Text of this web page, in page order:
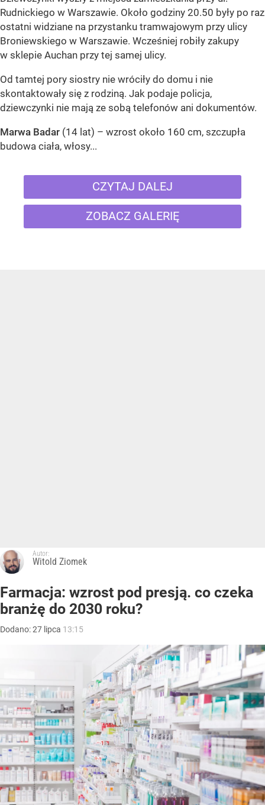
Rudnickiego w Warszawie. Około godziny 20.50 były po raz
ostatni widziane na przystanku tramwajowym przy ulicy
Broniewskiego w Warszawie. Wcześniej robiły zakupy
w sklepie Auchan przy tej samej ulicy.
Od tamtej pory siostry nie wróciły do domu i nie
skontaktowały się z rodziną. Jak podaje policja,
dziewczynki nie mają ze sobą telefonów ani dokumentów.
Marwa Badar (14 lat) – wzrost około 160 cm, szczupła
budowa ciała, włosy...
CZYTAJ DALEJ
ZOBACZ GALERIĘ
Autor:
Witold Ziomek
Farmacja: wzrost pod presją. co czeka
branżę do 2030 roku?
Dodano:27 lipca 13:15